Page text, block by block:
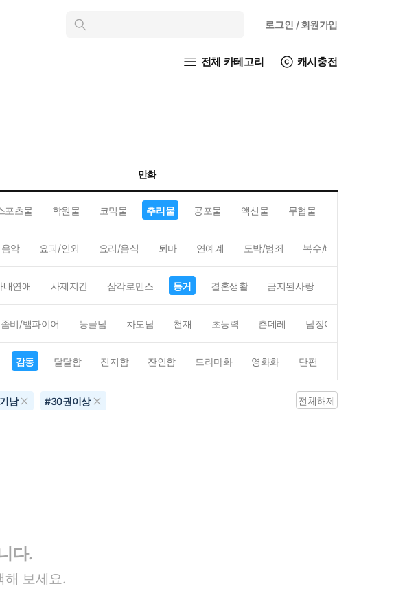
인
로그인 / 회원가입
전체 카테고리 캐시충전
만화
포츠물 학원물 코믹물 추리물 공포물 액션물 무협물
음악 요괴/인외 요리/음식 퇴마 연예계 도박/범죄 복수/배신
내연애 사제지간 삼각로맨스 동거 결혼생활 금지된사랑
좀비/뱀파이어 능글남 차도남 천재 초능력 츤데레 남장여자
감동 달달함 진지함 잔인함 드라마화 영화화 단편
남 #30권이상 전체해제
다.
해 보세요.